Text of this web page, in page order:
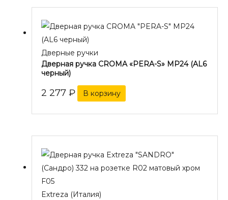
Дверные ручки
Дверная ручка CROMA «PERA-S» MP24 (AL6
черный)
2 277 ₽ В корзину
Extreza (Италия)